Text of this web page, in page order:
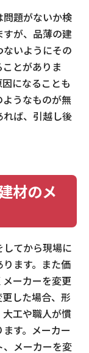
題がないか検
が、品薄の建
いようにその
とがありま
になることも
うなものが無
ば、引越し後
材のメ
てから現場に
ます。また価
ーカーを変更
した場合、形
工や職人が慣
す。メーカー
メーカーを変